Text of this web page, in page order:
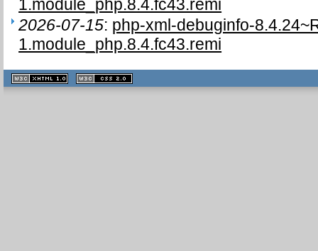
1.module_php.8.4.fc43.remi
2026-07-15: php-xml-debuginfo-
1.module_php.8.4.fc43.remi
XHTML
1.1 valide
2.0 valide